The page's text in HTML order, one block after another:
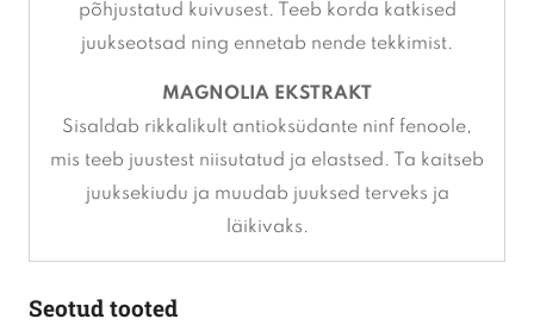
põhjustatud kuivusest. Teeb korda katkised
juukseotsad ning ennetab nende tekkimist.
MAGNOLIA EKSTRAKT
Sisaldab rikkalikult antioksüdante ninf fenoole,
mis teeb juustest niisutatud ja elastsed. Ta kaitseb
juuksekiudu ja muudab juuksed terveks ja
läikivaks.
Seotud tooted